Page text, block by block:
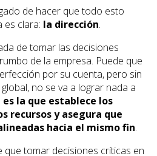
de hacer que todo esto
es clara: la dirección.
de tomar las decisiones
de la empresa. Puede que
por su cuenta, pero sin
no se va a lograr nada a
es la que establece los
recursos y asegura que
hacia el mismo fin.
que tomar decisiones críticas en